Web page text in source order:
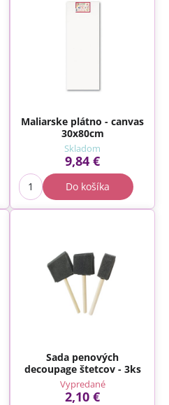
Maliarske plátno - canvas
30x80cm
Skladom
9,84 €
Do košíka
Sada penových
decoupage štetcov - 3ks
Vypredané
2,10 €